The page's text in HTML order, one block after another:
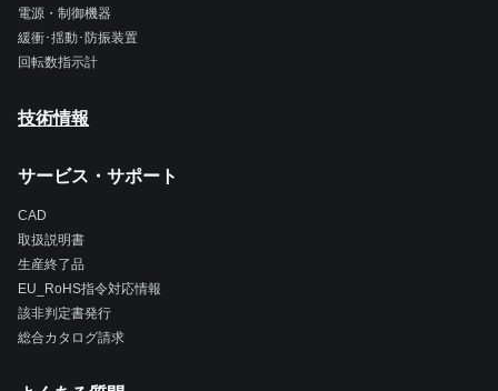
電源・制御機器
緩衝･揺動･防振装置
回転数指示計
技術情報
サービス・サポート
CAD
取扱説明書
生産終了品
EU_RoHS指令対応情報
該非判定書発行
総合カタログ請求